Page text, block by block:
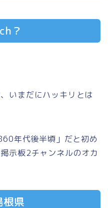
？
いまだにハッキリとは
年代後半頃」だと初め
示板2チャンネルのオカ
根県